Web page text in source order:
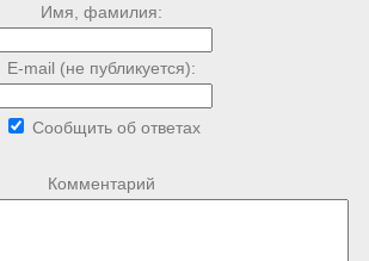
Имя, фамилия:
E-mail (не публикуется):
Сообщить об ответах
Комментарий